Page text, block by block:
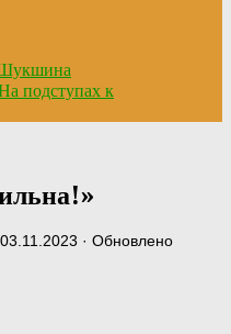
подступах к
03.11.2023 · Обновлено